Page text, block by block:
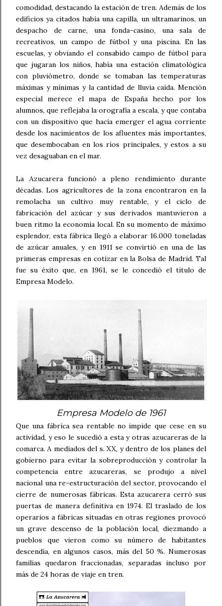
comodidad, destacando la estación de tren. Además de los
edificios ya citados había una capilla, un ultramarinos, un
despacho de carne, una fonda-casino, una sala de
recreativos, un campo de fútbol y una piscina. En las
escuelas, y obviando el consabido campo de fútbol para
que jugaran los niños, había una estación climatológica
con pluviómetro, donde se tomaban las temperaturas
máximas y mínimas y la cantidad de lluvia caída. Mención
especial merece el mapa de España hecho por los
alumnos, que reflejaba la orografía a escala, y que contaba
con un dispositivo que hacía emerger el agua corriente
desde los nacimientos de los afluentes más importantes,
que desembocaban en los ríos principales, y estos a su
vez desaguaban en el mar.
La Azucarera funcionó a pleno rendimiento durante
décadas. Los agricultores de la zona encontraron en la
remolacha un cultivo muy rentable, y el ciclo de
fabricación del azúcar y sus derivados mantuvieron a
buen ritmo la economía local. En su momento de máximo
esplendor, esta fábrica llegó a elaborar 16.000 toneladas
de azúcar anuales, y en 1911 se convirtió en una de las
primeras empresas en cotizar en la Bolsa de Madrid. Tal
fue su éxito que, en 1961, se le concedió el título de
Empresa Modelo.
Empresa Modelo de 1961
Que una fábrica sea rentable no impide que cese en su
actividad, y eso le sucedió a esta y otras azucareras de la
comarca. A mediados del s. XX, y dentro de los planes del
gobierno para evitar la sobreproducción y controlar la
competencia entre azucareras, se produjo a nivel
nacional una re-estructuración del sector, provocando el
cierre de numerosas fábricas. Esta azucarera cerró sus
puertas de manera definitiva en 1974. El traslado de los
operarios a fábricas situadas en otras regiones provocó
un grave descenso de la población local, diezmando a
pueblos que vieron como su número de habitantes
descendía, en algunos casos, más del 50 %. Numerosas
familias quedaron fraccionadas, separadas incluso por
más de 24 horas de viaje en tren.